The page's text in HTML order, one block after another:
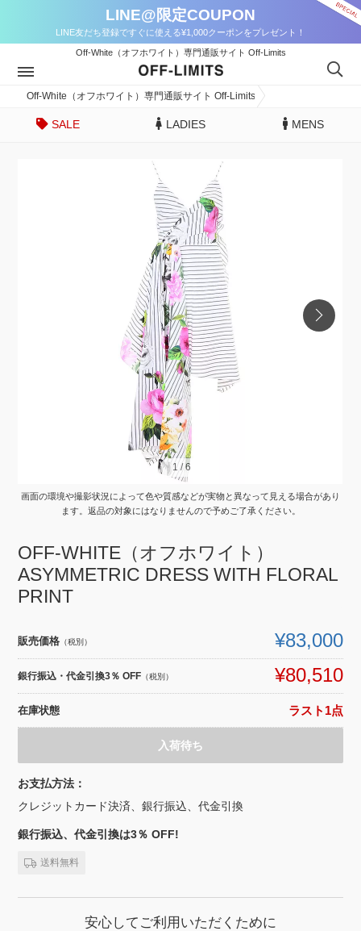
LINE@限定COUPON
LINE友だち登録ですぐに使える¥1,000クーポンをプレゼント！
Off-White（オフホワイト）専門通販サイト Off-Limits
Off-White（オフホワイト）専門通販サイト Off-Limits
SALE LADIES MENS
1 /6
1 /6
画面の環境や撮影状況によって色や質感などが実物と異なって見える場合があり
ます。返品の対象にはなりませんので予めご了承ください。
OFF-WHITE（オフホワイト）
ASYMMETRIC DRESS WITH FLORAL
PRINT
販売価格 （税別） ¥83,000
銀行振込・代金引換3％ OFF （税別） ¥80,510
在庫状態 ラスト1点
入荷待ち
お支払方法：
クレジットカード決済、銀行振込、代金引換
銀行振込、代金引換は3％ OFF!
送料無料
安心してご利用いただくために